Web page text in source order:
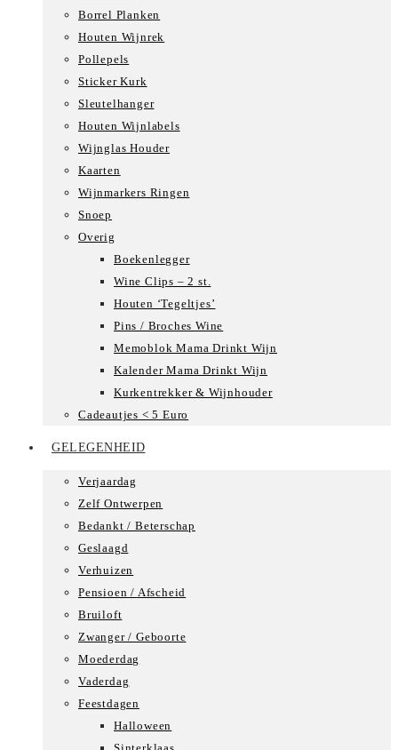
Borrel Planken
Houten Wijnrek
Pollepels
Sticker Kurk
Sleutelhanger
Houten Wijnlabels
Wijnglas Houder
Kaarten
Wijnmarkers Ringen
Snoep
Overig
Boekenlegger
Wine Clips – 2 st.
Houten ‘Tegeltjes’
Pins / Broches Wine
Memoblok Mama Drinkt Wijn
Kalender Mama Drinkt Wijn
Kurkentrekker & Wijnhouder
Cadeautjes < 5 Euro
GELEGENHEID
Verjaardag
Zelf Ontwerpen
Bedankt / Beterschap
Geslaagd
Verhuizen
Pensioen / Afscheid
Bruiloft
Zwanger / Geboorte
Moederdag
Vaderdag
Feestdagen
Halloween